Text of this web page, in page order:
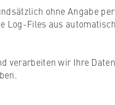
ohne Angabe
Log-Files aus
verarbeiten wir Ihre